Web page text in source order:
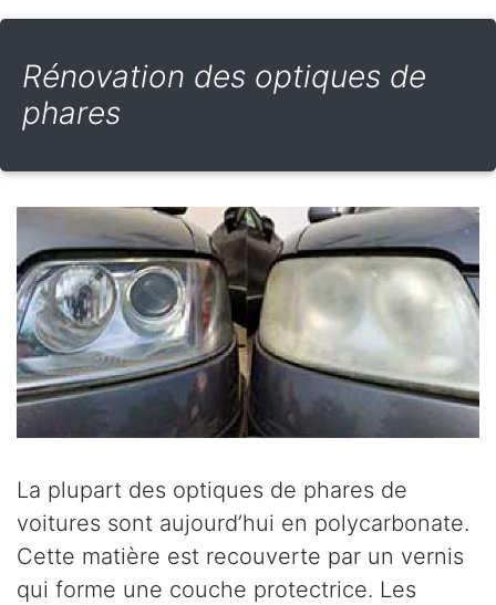
Rénovation des optiques de
phares
La plupart des optiques de phares de
voitures sont aujourd’hui en polycarbonate.
Cette matière est recouverte par un vernis
qui forme une couche protectrice. Les